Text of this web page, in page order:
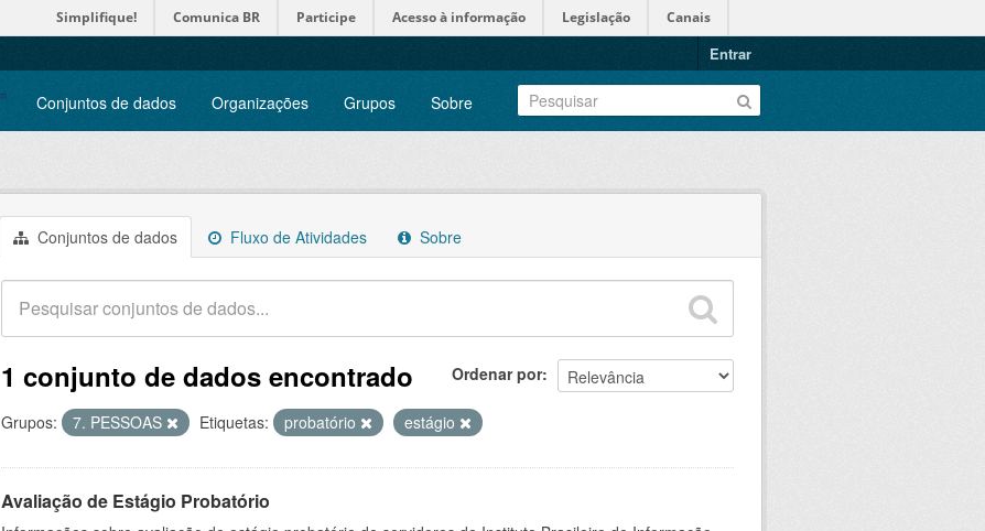
Simplifique! Comunica BR Participe Acesso à informação Legislação Canais
Entrar
Conjuntos de dados Organizações Grupos Sobre
Conjuntos de dados Fluxo de Atividades Sobre
Ordenar por
1 conjunto de dados encontrado
Grupos: 7. PESSOAS Etiquetas: probatório estágio
Avaliação de Estágio Probatório